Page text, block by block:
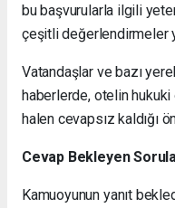
bu başvurularla ilgili
çeşitli değerlendirmeler
Vatandaşlar ve bazı
haberlerde, otelin
halen cevapsız kaldığı
Cevap Bekleyen
Kamuoyunun yanıt